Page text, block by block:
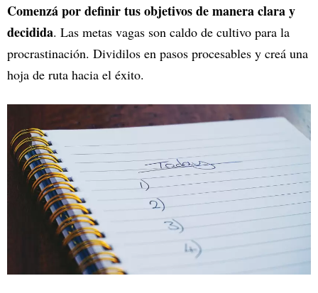
Comenzá por definir tus objetivos de manera clara y
decidida. Las metas vagas son caldo de cultivo para la
procrastinación. Dividilos en pasos procesables y creá una
hoja de ruta hacia el éxito.